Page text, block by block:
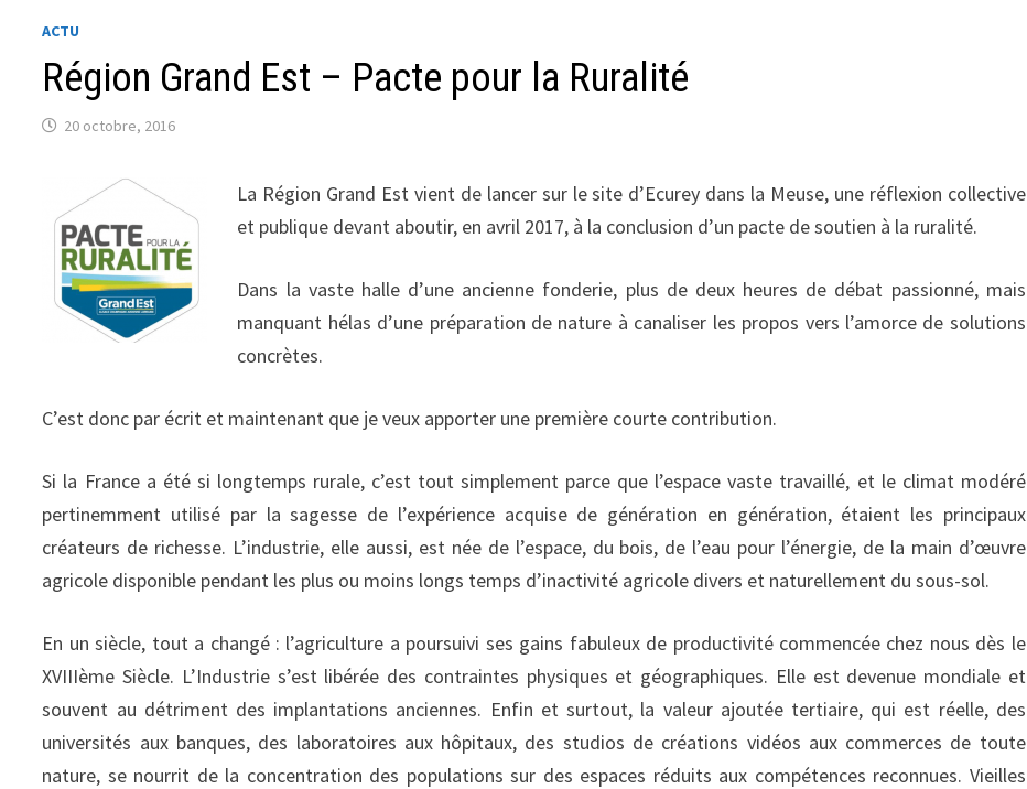
ACTU
Région Grand Est – Pacte pour la Ruralité
20 octobre, 2016
La Région Grand Est vient de lancer sur le site d’Ecurey dans la Meuse, une réflexion collective
et publique devant aboutir, en avril 2017, à la conclusion d’un pacte de soutien à la ruralité.
Dans la vaste halle d’une ancienne fonderie, plus de deux heures de débat passionné, mais
manquant hélas d’une préparation de nature à canaliser les propos vers l’amorce de solutions
concrètes.
C’est donc par écrit et maintenant que je veux apporter une première courte contribution.
Si la France a été si longtemps rurale, c’est tout simplement parce que l’espace vaste travaillé, et le climat modéré
pertinemment utilisé par la sagesse de l’expérience acquise de génération en génération, étaient les principaux
créateurs de richesse. L’industrie, elle aussi, est née de l’espace, du bois, de l’eau pour l’énergie, de la main d’œuvre
agricole disponible pendant les plus ou moins longs temps d’inactivité agricole divers et naturellement du sous-sol.
En un siècle, tout a changé : l’agriculture a poursuivi ses gains fabuleux de productivité commencée chez nous dès le
XVIIIème Siècle. L’Industrie s’est libérée des contraintes physiques et géographiques. Elle est devenue mondiale et
souvent au détriment des implantations anciennes. Enfin et surtout, la valeur ajoutée tertiaire, qui est réelle, des
universités aux banques, des laboratoires aux hôpitaux, des studios de créations vidéos aux commerces de toute
nature, se nourrit de la concentration des populations sur des espaces réduits aux compétences reconnues. Vieilles